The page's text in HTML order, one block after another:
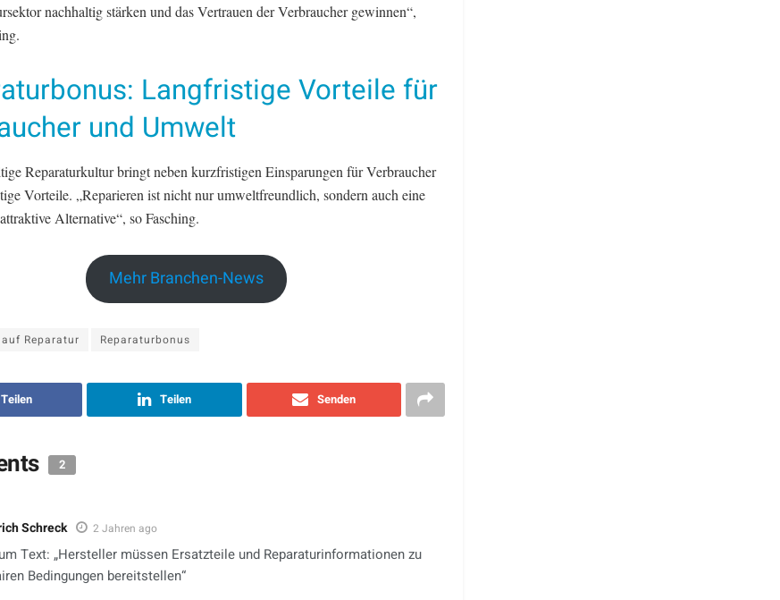
nachhaltig stärken und das Vertrauen der Verbraucher gewinnen“,
Langfristige Vorteile für
und Umwelt
Reparaturkultur bringt neben kurzfristigen Einsparungen für Verbraucher
Vorteile. „Reparieren ist nicht nur umweltfreundlich, sondern auch eine
Alternative“, so Fasching.
Mehr Branchen-News
auf Reparatur Reparaturbonus
Teilen Teilen Senden
2
Schreck 2 Jahren ago
Text: „Hersteller müssen Ersatzteile und Reparaturinformationen zu
Bedingungen bereitstellen“